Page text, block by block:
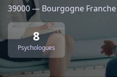
39000 — Bourgogne
8
Psychologues